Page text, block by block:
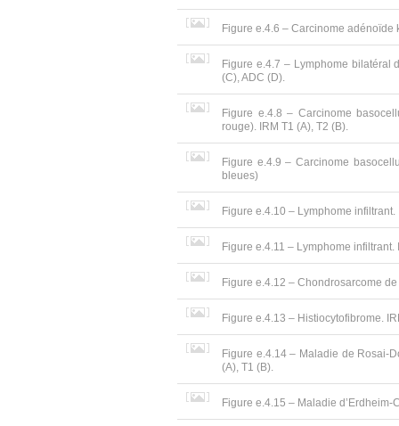
Figure e.4.6 – Carcinome
Figure e.4.7 – Lymphome bilatéral
(C), ADC (D).
Figure e.4.8 – Carcinome
rouge). IRM T1 (A), T2 (B).
Figure e.4.9 – Carcinome
bleues)
Figure e.4.10 – Lymphome
Figure e.4.11 – Lymphome
Figure e.4.12 – Chondrosarcome
Figure e.4.13 – Histiocytofibrome.
Figure e.4.14 – Maladie de Rosai-
(A), T1 (B).
Figure e.4.15 – Maladie